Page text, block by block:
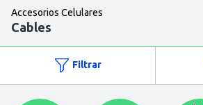
Accesorios Celulares
Cables
Filtrar